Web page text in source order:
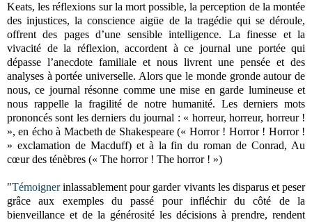
Keats, les réflexions sur la mort possible, la perception de la montée
des injustices, la conscience aigüe de la tragédie qui se déroule,
offrent des pages d’une sensible intelligence. La finesse et la
vivacité de la réflexion, accordent à ce journal une portée qui
dépasse l’anecdote familiale et nous livrent une pensée et des
analyses à portée universelle. Alors que le monde gronde autour de
nous, ce journal résonne comme une mise en garde lumineuse et
nous rappelle la fragilité de notre humanité. Les derniers mots
prononcés sont les derniers du journal : « horreur, horreur, horreur !
», en écho à Macbeth de Shakespeare (« Horror ! Horror ! Horror !
» exclamation de Macduff) et à la fin du roman de Conrad, Au
cœur des ténèbres (« The horror ! The horror ! »)
"Témoignerinlassablement pour garder vivants les disparus et peser
grâce aux exemples du passé pour infléchir du côté de la
bienveillance et de la générosité les décisions à prendre, rendent